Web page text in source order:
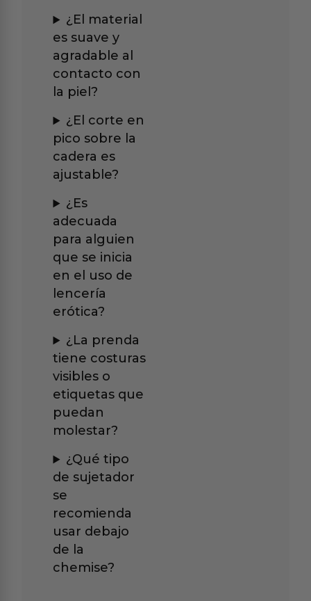
¿El material
es suave y
agradable al
contacto con
la piel?
¿El corte en
pico sobre la
cadera es
ajustable?
¿Es
adecuada
para alguien
que se inicia
en el uso de
lencería
erótica?
¿La prenda
tiene costuras
visibles o
etiquetas que
puedan
molestar?
¿Qué tipo
de sujetador
se
recomienda
usar debajo
de la
chemise?